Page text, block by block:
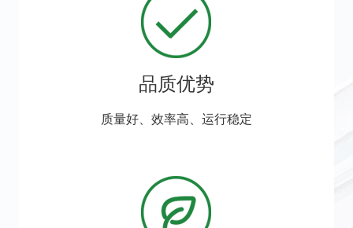
品质优势
质量好、效率高、运行稳定